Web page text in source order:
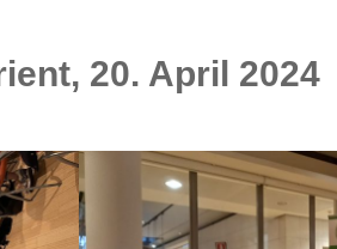
20. April 2024